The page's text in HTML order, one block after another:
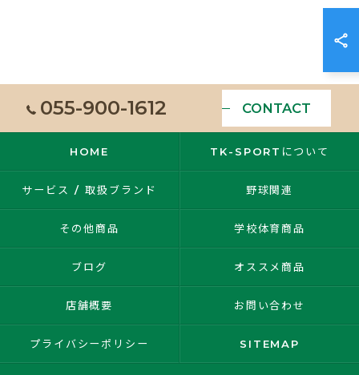
055-900-1612 CONTACT
HOME TK-SPORTについて
サービス / 取扱ブランド 野球関連
その他商品 学校体育商品
ブログ オススメ商品
店舗概要 お問い合わせ
プライバシーポリシー SITEMAP